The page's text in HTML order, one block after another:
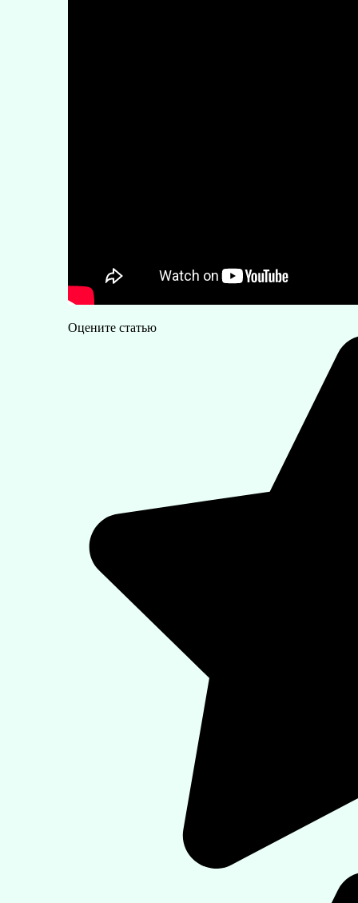
Оцените статью